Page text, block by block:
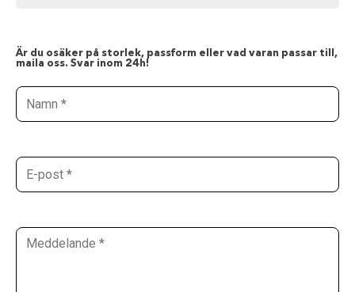
Är du osäker på storlek, passform eller vad varan passar till,
maila oss. Svar inom 24h!